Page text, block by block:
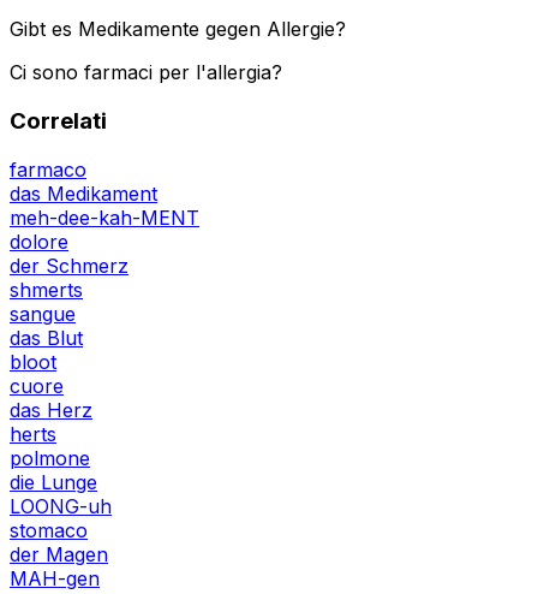
Gibt es Medikamente gegen Allergie?
Ci sono farmaci per l'allergia?
Correlati
farmaco
das Medikament
meh-dee-kah-MENT
dolore
der Schmerz
shmerts
sangue
das Blut
bloot
cuore
das Herz
herts
polmone
die Lunge
LOONG-uh
stomaco
der Magen
MAH-gen